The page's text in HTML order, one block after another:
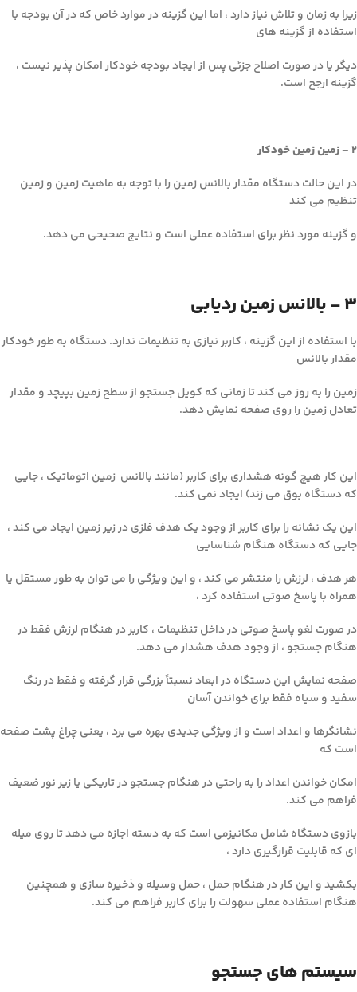
زیرا به زمان و تلاش نیاز دارد ، اما این گزینه در موارد خاص که در آن بودجه با
استفاده از گزینه های
دیگر یا در صورت اصلاح جزئی پس از ایجاد بودجه خودکار امکان پذیر نیست ،
گزینه ارجح است.
2 – زمین زمین خودکار
در این حالت دستگاه مقدار بالانس زمین را با توجه به ماهیت زمین و زمین
تنظیم می کند
و گزینه مورد نظر برای استفاده عملی است و نتایج صحیحی می دهد.
3 – بالانس زمین ردیابی
با استفاده از این گزینه ، کاربر نیازی به تنظیمات ندارد. دستگاه به طور خودکار
مقدار بالانس
زمین را به روز می کند تا زمانی که کویل جستجو از سطح زمین بپیچد و مقدار
تعادل زمین را روی صفحه نمایش دهد.
این کار هیچ گونه هشداری برای کاربر (مانند بالانس زمین اتوماتیک ، جایی
که دستگاه بوق می زند) ایجاد نمی کند.
این یک نشانه را برای کاربر از وجود یک هدف فلزی در زیر زمین ایجاد می کند ،
جایی که دستگاه هنگام شناسایی
هر هدف ، لرزش را منتشر می کند ، و این ویژگی را می توان به طور مستقل یا
همراه با پاسخ صوتی استفاده کرد ،
در صورت لغو پاسخ صوتی در داخل تنظیمات ، کاربر در هنگام لرزش فقط در
هنگام جستجو ، از وجود هدف هشدار می دهد.
صفحه نمایش این دستگاه در ابعاد نسبتاً بزرگی قرار گرفته و فقط در رنگ
سفید و سیاه فقط برای خواندن آسان
نشانگرها و اعداد است و از ویژگی جدیدی بهره می برد ، یعنی چراغ پشت صفحه
است که
امکان خواندن اعداد را به راحتی در هنگام جستجو در تاریکی یا زیر نور ضعیف
فراهم می کند.
بازوی دستگاه شامل مکانیزمی است که به دسته اجازه می دهد تا روی میله
ای که قابلیت قرارگیری دارد ،
بکشید و این کار در هنگام حمل ، حمل وسیله و ذخیره سازی و همچنین
هنگام استفاده عملی سهولت را برای کاربر فراهم می کند.
سیستم های جستجو